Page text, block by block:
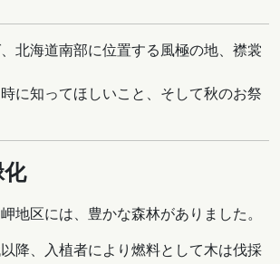
北海道南部に位置する風極の地、襟裳
に知ってほしいこと、そして秋のお祭
地区には、豊かな森林がありました。
降、入植者により燃料として木は伐採